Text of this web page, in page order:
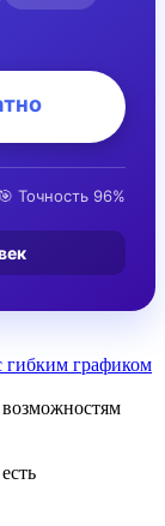
🎯 Точность 96%
гибким графиком